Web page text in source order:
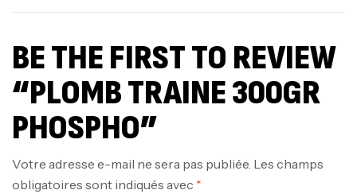
BE THE FIRST TO REVIEW
“PLOMB TRAINE 300GR
PHOSPHO”
Votre adresse e-mail ne sera pas publiée. Les champs
obligatoires sont indiqués avec *